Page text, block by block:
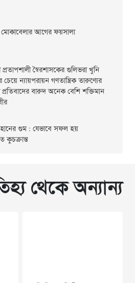
মোকাবেলার আগের ফয়সালা
স্বৈরশাসকের গুলিভরা খুনি
চেয়ে ন্যায়পরায়ন গণতান্ত্রিক তারুণ্যের
প্রতিবাদের বারুদ অনেক বেশি শক্তিমান
গুম : যেভাবে সফল হয়
কুচক্রান্ত
থেকে অন্যান্য